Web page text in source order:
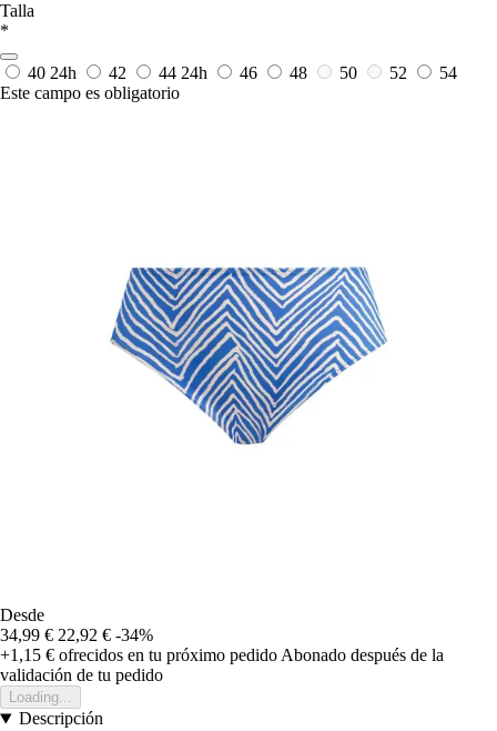
Talla
*
40 24h 42 44 24h 46 48 50 52
54
Este campo es obligatorio
Desde
34,99 € 22,92 € -34%
+1,15 € ofrecidos en tu próximo pedido Abonado después de la
validación de tu pedido
Loading...
Descripción